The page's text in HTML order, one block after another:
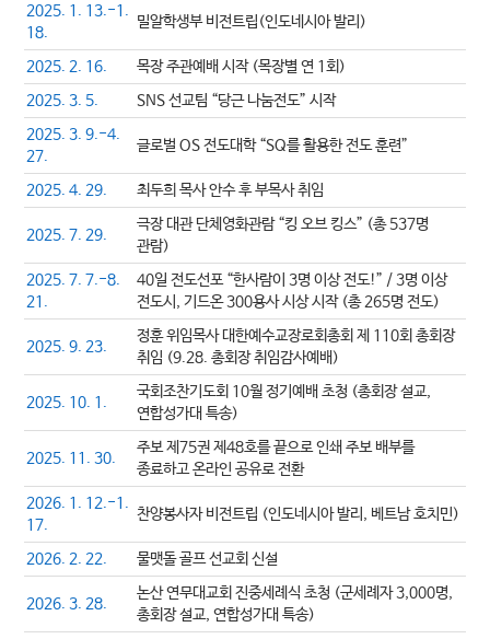
2025. 1. 13.-1.
18.
밀알학생부 비전트립(인도네시아 발리)
2025. 2. 16.
목장 주관예배 시작 (목장별 연 1회)
2025. 3. 5.
SNS 선교팀 “당근 나눔전도” 시작
2025. 3. 9.-4.
27.
글로벌 OS 전도대학 “SQ를 활용한 전도 훈련”
2025. 4. 29. 최두희 목사 안수 후 부목사 취임
2025. 7. 29.
극장 대관 단체영화관람 “킹 오브 킹스” (총 537명
관람)
2025. 7. 7.-8.
21.
40일 전도선포 “한사람이 3명 이상 전도!” / 3명 이상
전도시, 기드온 300용사 시상 시작 (총 265명 전도)
2025. 9. 23.
정훈 위임목사 대한예수교장로회총회 제 110회 총회장
취임 (9.28. 총회장 취임감사예배)
2025. 10. 1.
국회조찬기도회 10월 정기예배 초청 (총회장 설교,
연합성가대 특송)
2025. 11. 30.
주보 제75권 제48호를 끝으로 인쇄 주보 배부를
종료하고 온라인 공유로 전환
2026. 1. 12.-1.
17.
찬양봉사자 비전트립 (인도네시아 발리, 베트남 호치민)
2026. 2. 22. 물맷돌 골프 선교회 신설
2026. 3. 28.
논산 연무대교회 진중세례식 초청 (군세례자 3,000명,
총회장 설교, 연합성가대 특송)